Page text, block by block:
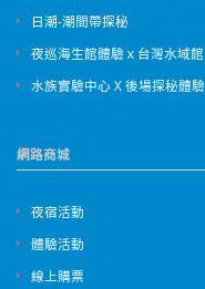
日潮-潮間帶探秘
夜巡海生館體驗ｘ台灣水域館
水族實驗中心 X 後場探秘體驗
網路商城
夜宿活動
體驗活動
線上購票